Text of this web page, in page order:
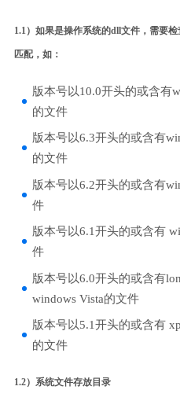
1.1）如果是操作系统的dll文件，需要
匹配，如：
版本号以10.0开头的或含有
的文件
版本号以6.3开头的或含有
的文件
版本号以6.2开头的或含有
件
版本号以6.1开头的或含有
件
版本号以6.0开头的或含有
windows Vista的文件
版本号以5.1开头的或含有
的文件
1.2）系统文件存放目录